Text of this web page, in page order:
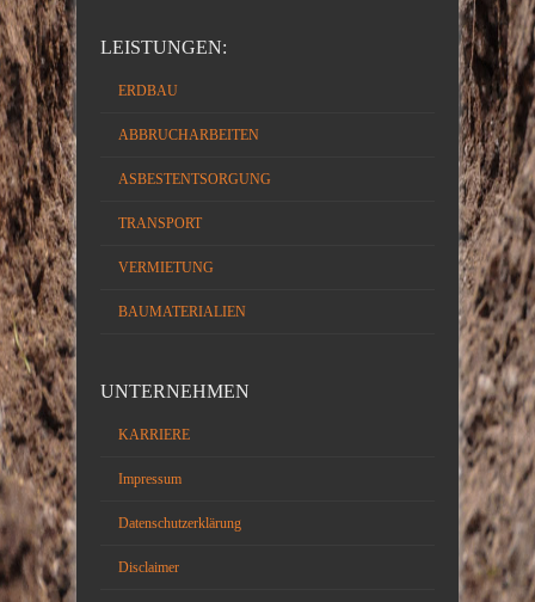
LEISTUNGEN:
ERDBAU
ABBRUCHARBEITEN
ASBESTENTSORGUNG
TRANSPORT
VERMIETUNG
BAUMATERIALIEN
UNTERNEHMEN
KARRIERE
Impressum
Datenschutzerklärung
Disclaimer